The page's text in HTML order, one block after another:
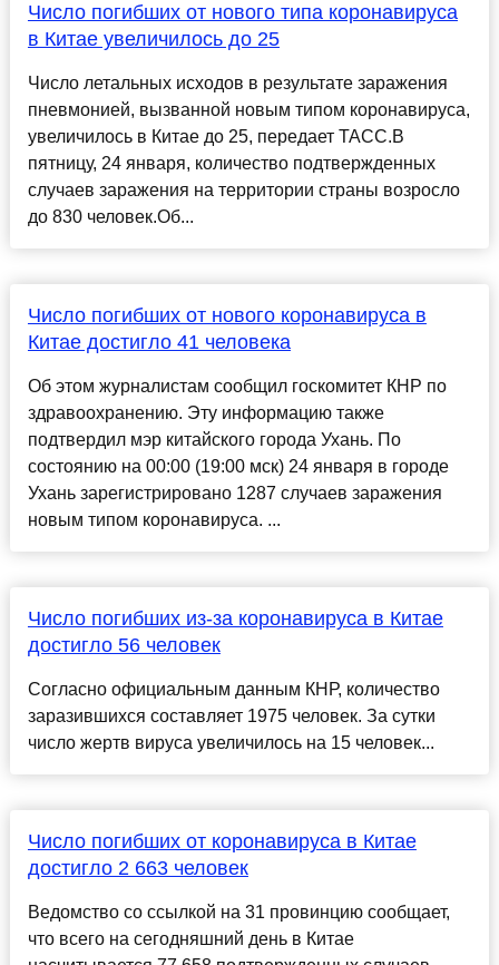
Число погибших от нового типа коронавируса
в Китае увеличилось до 25
Число летальных исходов в результате заражения
пневмонией, вызванной новым типом коронавируса,
увеличилось в Китае до 25, передает ТАСС.В
пятницу, 24 января, количество подтвержденных
случаев заражения на территории страны возросло
до 830 человек.Об...
Число погибших от нового коронавируса в
Китае достигло 41 человека
Об этом журналистам сообщил госкомитет КНР по
здравоохранению. Эту информацию также
подтвердил мэр китайского города Ухань. По
состоянию на 00:00 (19:00 мск) 24 января в городе
Ухань зарегистрировано 1287 случаев заражения
новым типом коронавируса. ...
Число погибших из-за коронавируса в Китае
достигло 56 человек
Согласно официальным данным КНР, количество
заразившихся составляет 1975 человек. За сутки
число жертв вируса увеличилось на 15 человек...
Число погибших от коронавируса в Китае
достигло 2 663 человек
Ведомство со ссылкой на 31 провинцию сообщает,
что всего на сегодняшний день в Китае